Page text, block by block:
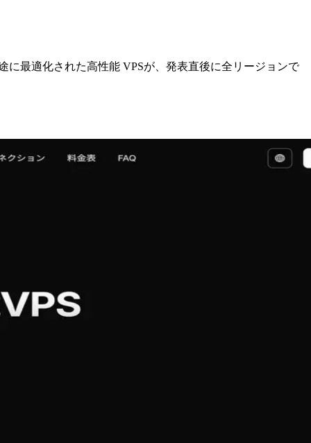
に最適化された高性能 VPSが、発表直後に全リージョンで